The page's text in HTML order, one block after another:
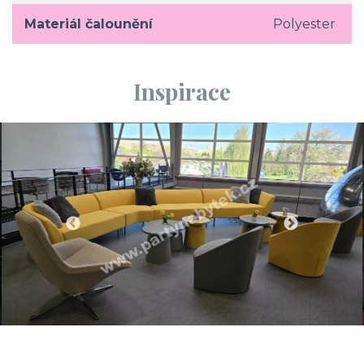
Materiál čalounění Polyester
Inspirace